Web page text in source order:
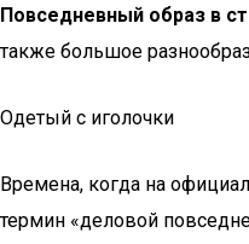
Повседневный образ в
также большое
Одетый с иголочки
Времена, когда на
термин «деловой